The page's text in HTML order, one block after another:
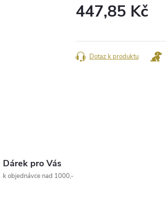
447,85 Kč
Dotaz k produktu
Dárek pro Vás
k objednávce nad 1000,-